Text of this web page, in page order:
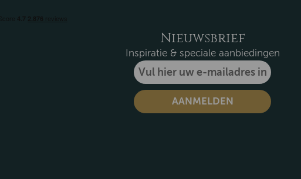
Nieuwsbrief
Inspiratie & speciale aanbiedingen